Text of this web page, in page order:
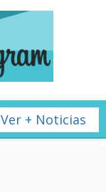
Ver + Noticias